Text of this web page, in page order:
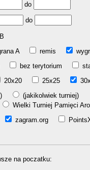
do
do
B
A remis
bez terytorium
20x20 25x25
(jakikolwiek turniej)
Wielki Turniej Pamięci
zagram.org
na poczatku: